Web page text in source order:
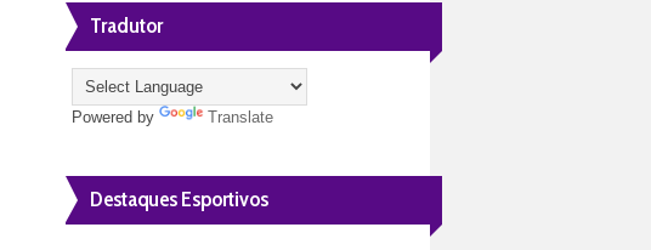
Tradutor
Powered by Translate
Destaques Esportivos